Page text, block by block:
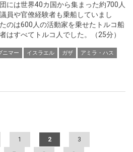
には世界40カ国から集まった約700人
員や官僚経験者も乗船していまし
のは600人の活動家を乗せたトルコ船
はすべてトルコ人でした。（25分）
ニマー イスラエル ガザ
アミラ・ハス
1 2 3